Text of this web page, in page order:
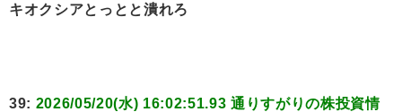
キオクシアとっとと潰れろ
39: 2026/05/20(水) 16:02:51.93 通りすがりの株投資情